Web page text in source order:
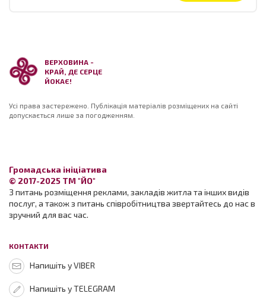
ВЕРХОВИНА -
КРАЙ, ДЕ СЕРЦЕ
ЙОКАЄ!
Усі права застережено. Публікація матеріалів розміщених на сайті
допускається лише за погодженням.
Громадська ініціатива
© 2017-2025 ТМ "ЙО"
З питань розміщення реклами, закладів житла та інших видів
послуг, а також з питань співробітництва звертайтесь до нас в
зручний для вас час.
КОНТАКТИ
Напишіть у VIBER
Напишіть у TELEGRAM